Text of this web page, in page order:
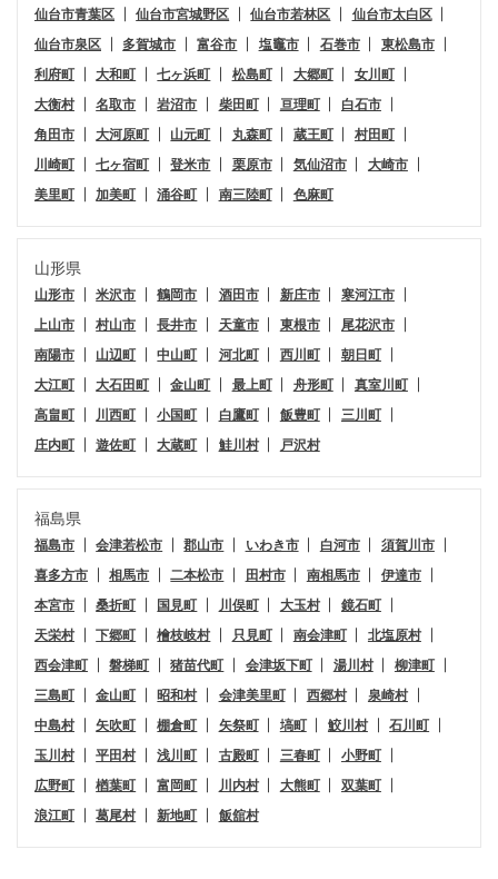
仙台市青葉区 仙台市宮城野区 仙台市若林区
仙台市太白区
仙台市泉区
多賀城市 富谷市 塩竈市 石巻市
東松島市
利府町
大和町 七ヶ浜町 松島町 大郷町
女川町
大衡村
名取市 岩沼市 柴田町 亘理町
白石市
角田市
大河原町 山元町 丸森町 蔵王町
村田町
川崎町
七ヶ宿町 登米市 栗原市 気仙沼市
大崎市
美里町
加美町 涌谷町 南三陸町 色麻町
山形県
山形市 米沢市 鶴岡市 酒田市 新庄市
寒河江市
上山市
村山市 長井市 天童市 東根市
尾花沢市
南陽市
山辺町 中山町 河北町 西川町
朝日町
大江町
大石田町 金山町 最上町 舟形町
真室川町
高畠町
川西町 小国町 白鷹町 飯豊町
三川町
庄内町
遊佐町 大蔵町 鮭川村 戸沢村
福島県
福島市 会津若松市 郡山市 いわき市 白河市
須賀川市
喜多方市
相馬市 二本松市 田村市 南相馬市
伊達市
本宮市
桑折町 国見町 川俣町 大玉村
鏡石町
天栄村
下郷町 檜枝岐村 只見町 南会津町
北塩原村
西会津町
磐梯町 猪苗代町 会津坂下町 湯川村
柳津町
三島町
金山町 昭和村 会津美里町 西郷村
泉崎村
中島村
矢吹町 棚倉町 矢祭町 塙町 鮫川村
石川町
玉川村
平田村 浅川町 古殿町 三春町
小野町
広野町
楢葉町 富岡町 川内村 大熊町
双葉町
浪江町
葛尾村 新地町 飯舘村